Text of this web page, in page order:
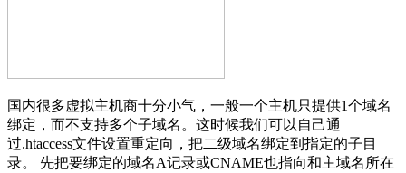
国内很多虚拟主机商十分小气，一般一个主机只提供1个域名
绑定，而不支持多个子域名。这时候我们可以自己通
过.htaccess文件设置重定向，把二级域名绑定到指定的子目
录。 先把要绑定的域名A记录或CNAME也指向和主域名所在